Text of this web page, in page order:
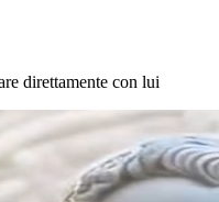
direttamente con lui